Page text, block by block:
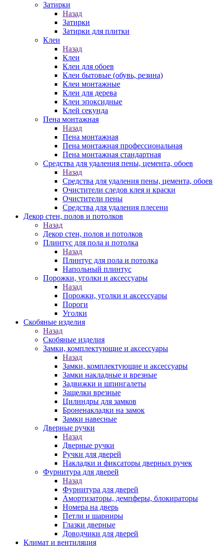
Затирки
Назад
Затирки
Затирки для плитки
Клеи
Назад
Клеи
Клеи для обоев
Клеи бытовые (обувь, резина)
Клеи монтажные
Клеи для дерева
Клеи эпоксидные
Клей секунда
Пена монтажная
Назад
Пена монтажная
Пена монтажная профессиональная
Пена монтажная стандартная
Средства для удаления пены, цемента, обоев
Назад
Средства для удаления пены, цемента, обоев
Очистители следов клея и краски
Очистители пены
Средства для удаления плесени
Декор стен, полов и потолков
Назад
Декор стен, полов и потолков
Плинтус для пола и потолка
Назад
Плинтус для пола и потолка
Напольный плинтус
Порожки, уголки и аксессуары
Назад
Порожки, уголки и аксессуары
Пороги
Уголки
Скобяные изделия
Назад
Скобяные изделия
Замки, комплектующие и аксессуары
Назад
Замки, комплектующие и аксессуары
Замки накладные и врезные
Задвижки и шпингалеты
Защелки врезные
Цилиндры для замков
Броненакладки на замок
Замки навесные
Дверные ручки
Назад
Дверные ручки
Ручки для дверей
Накладки и фиксаторы дверных ручек
Фурнитура для дверей
Назад
Фурнитура для дверей
Амортизаторы, демпферы, блокираторы
Номера на дверь
Петли и шарниры
Глазки дверные
Доводчики для дверей
Климат и вентиляция